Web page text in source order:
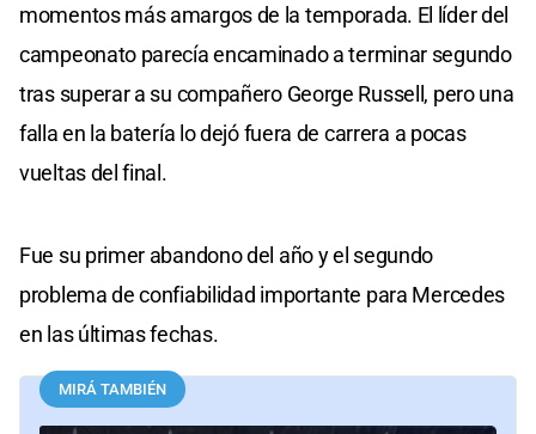
momentos más amargos de la temporada. El líder del
campeonato parecía encaminado a terminar segundo
tras superar a su compañero George Russell, pero una
falla en la batería lo dejó fuera de carrera a pocas
vueltas del final.
Fue su primer abandono del año y el segundo
problema de confiabilidad importante para Mercedes
en las últimas fechas.
MIRÁ TAMBIÉN